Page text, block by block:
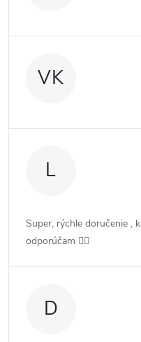
VK
L
Super, rýchle doručenie ,
odporúčam 👍🏻
D